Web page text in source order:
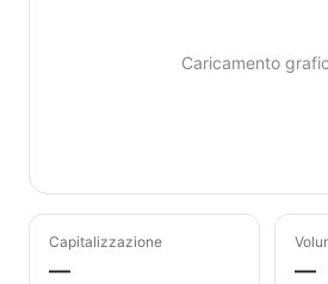
Caricamento
Capitalizzazione
— —